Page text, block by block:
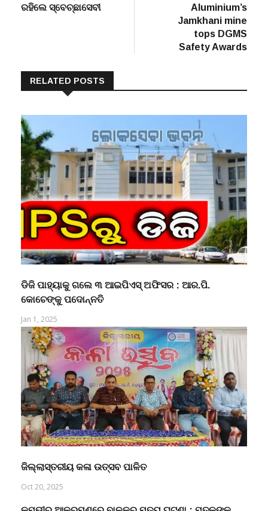
ରହିଲେ ସ୍ବେଚ୍ଛାସେବୀ
Aluminium’s
Jamkhani mine
tops DGMS
Safety Awards
RELATED POSTS
ଡିଜି ପାହ୍ୟାକୁ ଗଲେ ୩ ଆଇପିଏସ୍ ଅଫିସର : ଆର.ପି.
କୋଚେଙ୍କୁ ପଦୋନ୍ନତି
Jan 1, 2025
ଜିଲ୍ଲାସ୍ତରୀୟ କଳା ଉତ୍ସବ ପାଳିତ
Oct 20, 2025